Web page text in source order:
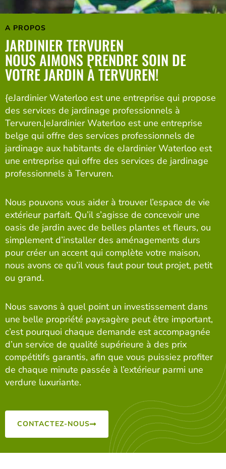
A PROPOS
JARDINIER TERVUREN
NOUS AIMONS PRENDRE SOIN DE
VOTRE JARDIN À TERVUREN!
{eJardinier Waterloo est une entreprise qui propose
des services de jardinage professionnels à
Tervuren.|eJardinier Waterloo est une entreprise
belge qui offre des services professionnels de
jardinage aux habitants de eJardinier Waterloo est
une entreprise qui offre des services de jardinage
professionnels à Tervuren.
Nous pouvons vous aider à trouver l’espace de vie
extérieur parfait. Qu’il s’agisse de concevoir une
oasis de jardin avec de belles plantes et fleurs, ou
simplement d’installer des aménagements durs
pour créer un accent qui complète votre maison,
nous avons ce qu’il vous faut pour tout projet, petit
ou grand.
Nous savons à quel point un investissement dans
une belle propriété paysagère peut être important,
c’est pourquoi chaque demande est accompagnée
d’un service de qualité supérieure à des prix
compétitifs garantis, afin que vous puissiez profiter
de chaque minute passée à l’extérieur parmi une
verdure luxuriante.
CONTACTEZ-NOUS